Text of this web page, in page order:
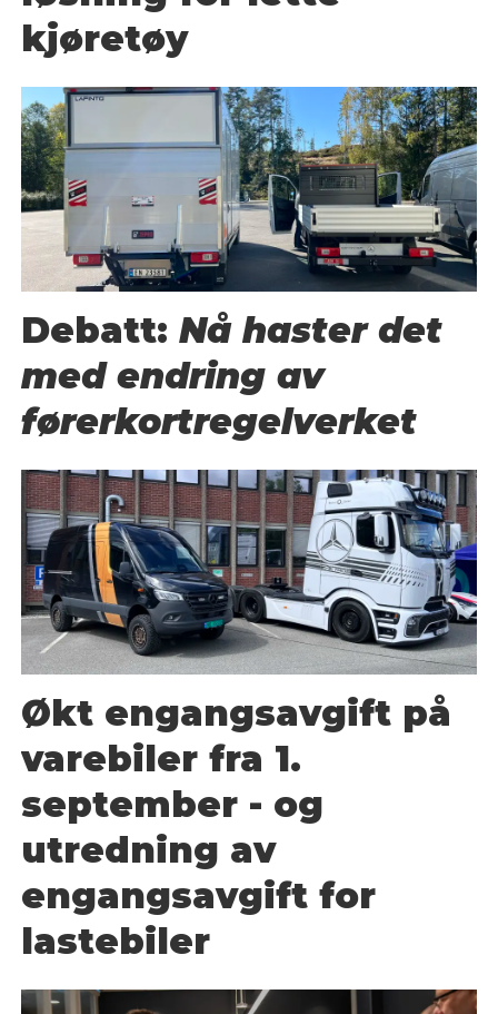
kjøretøy
Debatt:Nå haster det
med endring av
førerkortregelverket
Økt engangsavgift på
varebiler fra 1.
september - og
utredning av
engangsavgift for
lastebiler